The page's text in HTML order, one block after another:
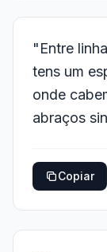
"Entre
tens um
onde
abraços
Copiar